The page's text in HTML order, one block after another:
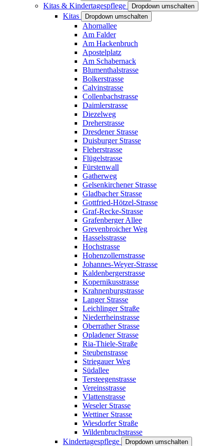
Kitas & Kindertagespflege Dropdown umschalten
Kitas Dropdown umschalten
Ahornallee
Am Falder
Am Hackenbruch
Apostelplatz
Am Schabernack
Blumenthalstrasse
Bolkerstrasse
Calvinstrasse
Collenbachstrasse
Daimlerstrasse
Diezelweg
Dreherstrasse
Dresdener Strasse
Duisburger Strasse
Fleherstrasse
Flügelstrasse
Fürstenwall
Gatherweg
Gelsenkirchener Strasse
Gladbacher Strasse
Gottfried-Hötzel-Strasse
Graf-Recke-Strasse
Grafenberger Allee
Grevenbroicher Weg
Hasselsstrasse
Hochstrasse
Hohenzollernstrasse
Johannes-Weyer-Strasse
Kaldenbergerstrasse
Kopernikusstrasse
Krahnenburgstrasse
Langer Strasse
Leichlinger Straße
Niederrheinstrasse
Oberrather Strasse
Opladener Strasse
Ria-Thiele-Straße
Steubenstrasse
Striegauer Weg
Südallee
Tersteegenstrasse
Vereinsstrasse
Vlattenstrasse
Weseler Strasse
Wettiner Strasse
Wiesdorfer Straße
Wildenbruchstrasse
Kindertagespflege
Dropdown umschalten